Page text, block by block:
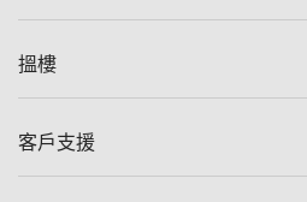
美聯集團
人才招募
搵樓
一手新盤
客戶支援